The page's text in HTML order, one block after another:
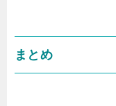
まとめ